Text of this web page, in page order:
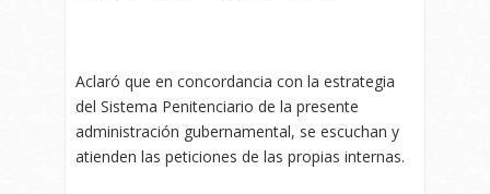
Aclaró que en concordancia con la estrategia
del Sistema Penitenciario de la presente
administración gubernamental, se escuchan y
atienden las peticiones de las propias internas.